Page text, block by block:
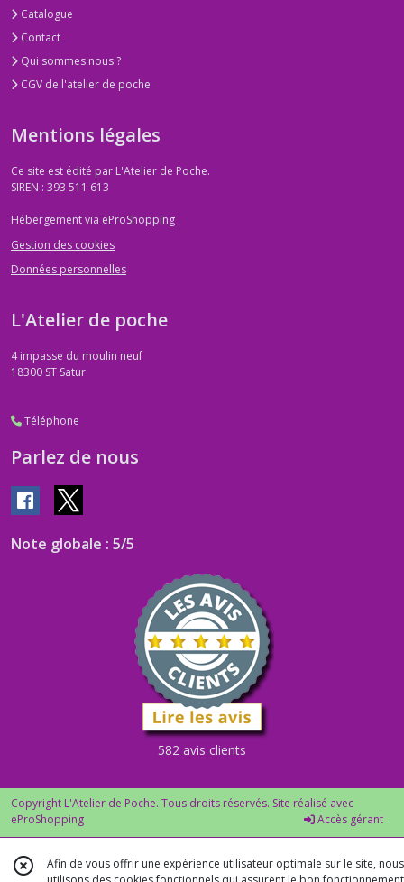
Catalogue
Contact
Qui sommes nous ?
CGV de l'atelier de poche
Mentions légales
Ce site est édité par L'Atelier de Poche.
SIREN : 393 511 613
Hébergement via eProShopping
Gestion des cookies
Données personnelles
L'Atelier de poche
4 impasse du moulin neuf
18300 ST Satur
Téléphone
Parlez de nous
Note globale : 5/5
582 avis clients
Copyright L'Atelier de Poche. Tous droits réservés. Site réalisé avec
eProShopping
Accès gérant
Afin de vous offrir une expérience utilisateur optimale sur le site, nous